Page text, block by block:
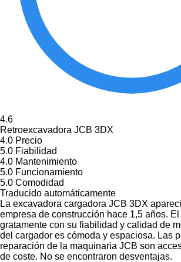
4.6
Retroexcavadora JCB 3DX
4.0 Precio
5.0 Fiabilidad
4.0 Mantenimiento
5.0 Funcionamiento
5.0 Comodidad
Traducido automáticamente
La excavadora cargadora JCB 3DX
empresa de construcción hace 1,5 años.
gratamente con su fiabilidad y calidad de
del cargador es cómoda y espaciosa. Las
reparación de la maquinaria JCB son
de coste. No se encontraron desventajas.